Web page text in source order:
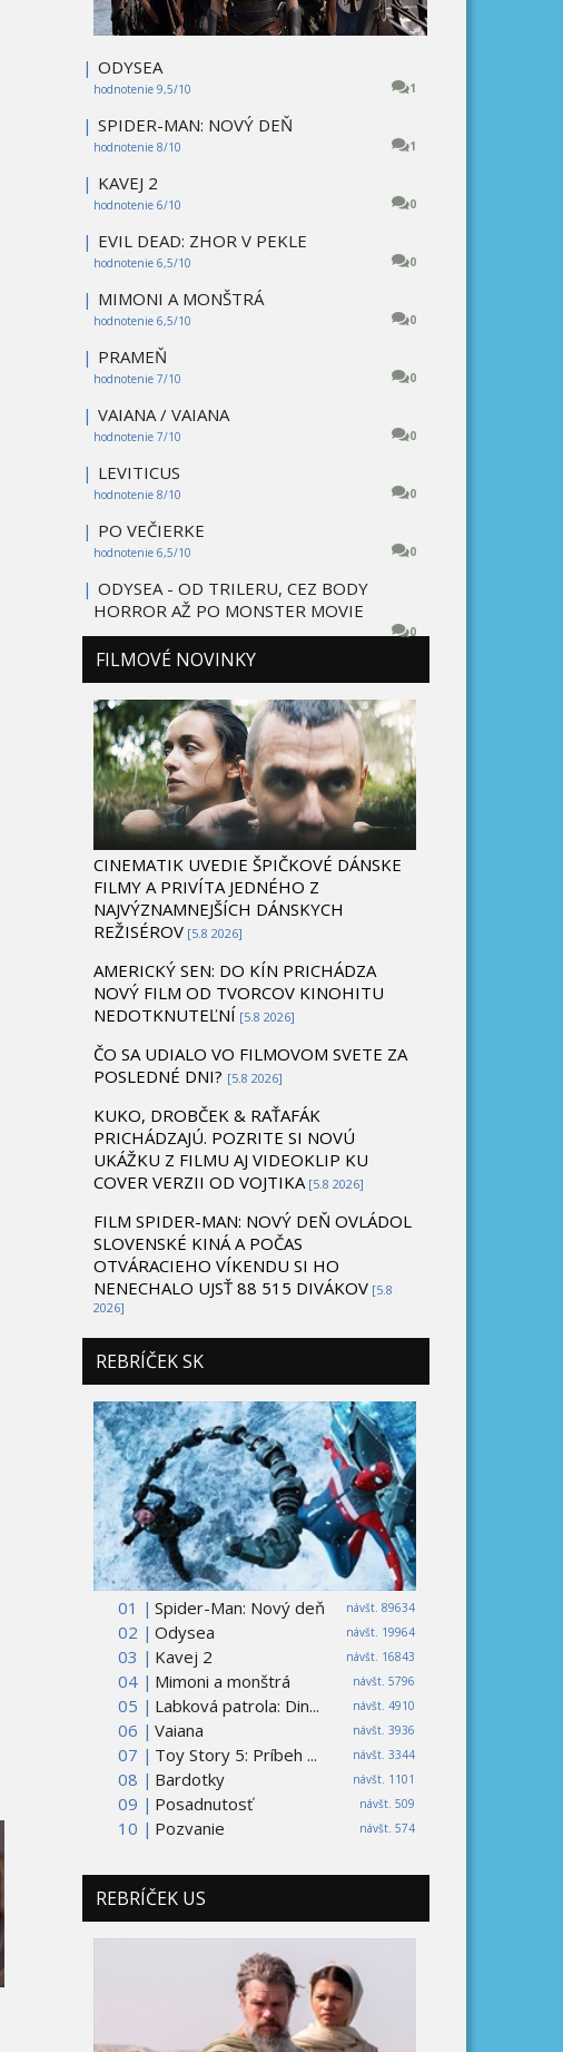
| ODYSEA
1
hodnotenie 9,5/10
| SPIDER-MAN: NOVÝ DEŇ
1
hodnotenie 8/10
| KAVEJ 2
0
hodnotenie 6/10
| EVIL DEAD: ZHOR V PEKLE
0
hodnotenie 6,5/10
| MIMONI A MONŠTRÁ
0
hodnotenie 6,5/10
| PRAMEŇ
0
hodnotenie 7/10
| VAIANA / VAIANA
0
hodnotenie 7/10
| LEVITICUS
0
hodnotenie 8/10
| PO VEČIERKE
0
hodnotenie 6,5/10
| ODYSEA - OD TRILERU, CEZ BODY
HORROR AŽ PO MONSTER MOVIE
0
FILMOVÉ NOVINKY
CINEMATIK UVEDIE ŠPIČKOVÉ DÁNSKE
FILMY A PRIVÍTA JEDNÉHO Z
NAJVÝZNAMNEJŠÍCH DÁNSKYCH
REŽISÉROV [5.8 2026]
AMERICKÝ SEN: DO KÍN PRICHÁDZA
NOVÝ FILM OD TVORCOV KINOHITU
NEDOTKNUTEĽNÍ [5.8 2026]
ČO SA UDIALO VO FILMOVOM SVETE ZA
POSLEDNÉ DNI? [5.8 2026]
KUKO, DROBČEK & RAŤAFÁK
PRICHÁDZAJÚ. POZRITE SI NOVÚ
UKÁŽKU Z FILMU AJ VIDEOKLIP KU
COVER VERZII OD VOJTIKA [5.8 2026]
FILM SPIDER-MAN: NOVÝ DEŇ OVLÁDOL
SLOVENSKÉ KINÁ A POČAS
OTVÁRACIEHO VÍKENDU SI HO
NENECHALO UJSŤ 88 515 DIVÁKOV [5.8
2026]
REBRÍČEK SK
01 | návšt. 89634
Spider-Man: Nový deň
02 |
návšt. 19964
Odysea
03 |
návšt. 16843
Kavej 2
04 |
návšt. 5796
Mimoni a monštrá
05 |
návšt. 4910
Labková patrola: Din...
06 |
návšt. 3936
Vaiana
07 |
návšt. 3344
Toy Story 5: Príbeh ...
08 |
návšt. 1101
Bardotky
09 |
návšt. 509
Posadnutosť
10 |
návšt. 574
Pozvanie
REBRÍČEK US